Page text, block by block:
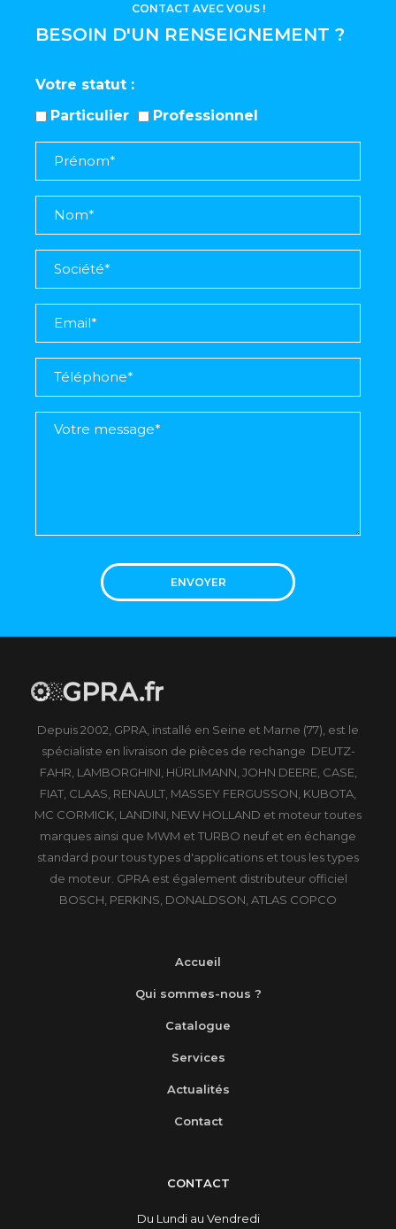
BESOIN D'UN RENSEIGNEMENT ?
CONTACT AVEC VOUS !
Votre statut
Particulier
Professionnel
ENVOYER
Depuis 2002, GPRA, installé en Seine et Marne (77), est le
spécialiste en livraison de pièces de rechange DEUTZ-
FAHR, LAMBORGHINI, HÜRLIMANN, JOHN DEERE, CASE,
FIAT, CLAAS, RENAULT, MASSEY FERGUSSON, KUBOTA,
MC CORMICK, LANDINI, NEW HOLLAND et moteur toutes
marques ainsi que MWM et TURBO neuf et en échange
standard pour tous types d'applications et tous les types
de moteur. GPRA est également distributeur officiel
BOSCH, PERKINS, DONALDSON, ATLAS COPCO
Accueil
Qui sommes-nous ?
Catalogue
Services
Actualités
Contact
CONTACT
Du Lundi au Vendredi